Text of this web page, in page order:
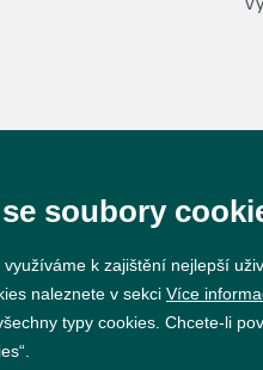
soubory
k zajištění nejlepší
naleznete v sekci Více
typy cookies. Chcete-li